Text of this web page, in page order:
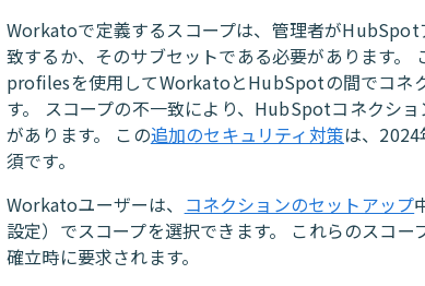
Workatoで定義するスコープは、管理者がHubSpot
致するか、そのサブセットである必要があります
profilesを使用してWorkatoとHubSpotの間でコネ
す。 スコープの不一致により、HubSpotコネクシ
があります。 この追加のセキュリティ対策は、
須です。
Workatoユーザーは、 コネクションのセットアップ
設定）でスコープを選択できます。 これらのスコ
確立時に要求されます。